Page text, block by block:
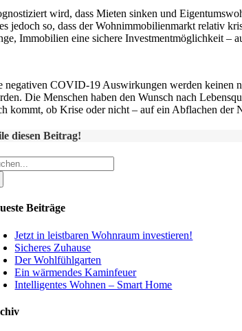
wird, dass Mieten sinken und
jedoch so, dass der Wohnimmobilienmarkt relativ
Immobilien eine sichere Investmentmöglichkeit –
negativen COVID-19 Auswirkungen werden keinen
Die Menschen haben den Wunsch nach
kommt, ob Krise oder nicht – auf ein Abflachen der
diesen Beitrag!
Beiträge
Jetzt in leistbaren Wohnraum investieren!
Sicheres Zuhause
Der Wohlfühlgarten
Ein wärmendes Kaminfeuer
Intelligentes Wohnen – Smart Home